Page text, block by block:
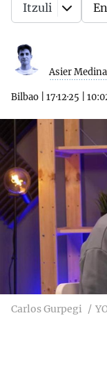
Asier Medina
Bilbao 17·12·25
Itzuli
Carlos Gurpegi